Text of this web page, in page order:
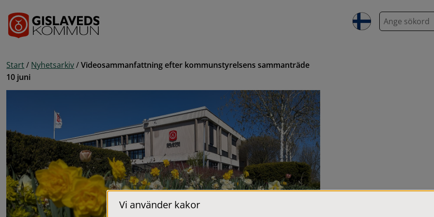
S
ö
Start / Nyhetsarkiv / Videosammanfattning efter kommunstyrelsens sammanträde
10 juni
Vi använder kakor